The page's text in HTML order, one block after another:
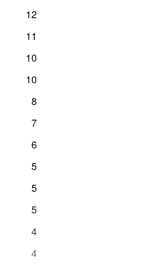
12
11
10
10
8
7
6
5
5
5
4
4